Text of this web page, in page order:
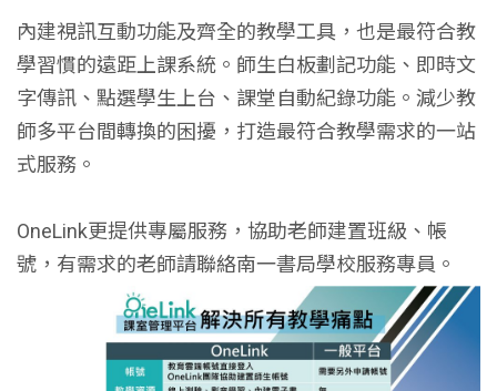
內建視訊互動功能及齊全的教學工具，也是最符合教
學習慣的遠距上課系統。師生白板劃記功能、即時文
字傳訊、點選學生上台、課堂自動紀錄功能。減少教
師多平台間轉換的困擾，打造最符合教學需求的一站
式服務。
OneLink更提供專屬服務，協助老師建置班級、帳
號，有需求的老師請聯絡南一書局學校服務專員。